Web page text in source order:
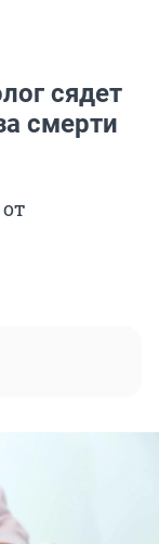
сядет
смерти